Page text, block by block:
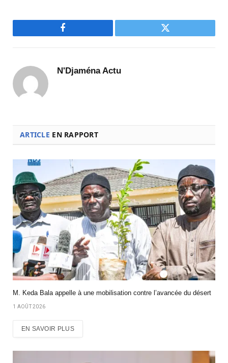
Facebook Twitter
N'Djaména Actu
ARTICLE EN RAPPORT
M. Keda Bala appelle à une mobilisation contre l’avancée du désert
1 AOÛT 2026
EN SAVOIR PLUS